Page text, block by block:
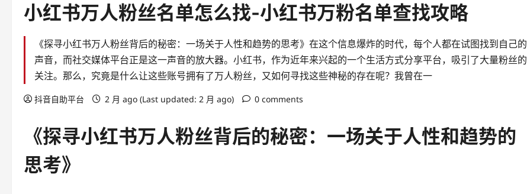
小红书万人粉丝名单怎么找-小红书万粉名单查找攻略
《探寻小红书万人粉丝背后的秘密：一场关于人性和趋势的思考》在这个信息爆炸的时代，每个人都在试图找到自己的
声音，而社交媒体平台正是这一声音的放大器。小红书，作为近年来兴起的一个生活方式分享平台，吸引了大量粉丝的
关注。那么，究竟是什么让这些账号拥有了万人粉丝，又如何寻找这些神秘的存在呢？我曾在一
抖音自助平台 2 月 ago (Last updated: 2 月 ago) 0 comments
《探寻小红书万人粉丝背后的秘密：一场关于人性和趋势的
思考》